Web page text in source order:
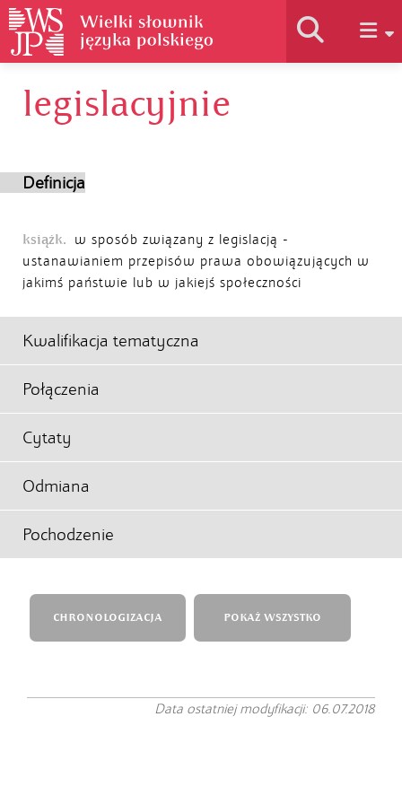
Historia słownika
Autorzy
legislacyjnie
Definicja
książk.
w sposób związany z legislacją -
ustanawianiem przepisów prawa obowiązujących w
jakimś państwie lub w jakiejś społeczności
Kwalifikacja tematyczna
Połączenia
Cytaty
Odmiana
Pochodzenie
CHRONOLOGIZACJA POKAŻ WSZYSTKO
Data ostatniej modyfikacji: 06.07.2018